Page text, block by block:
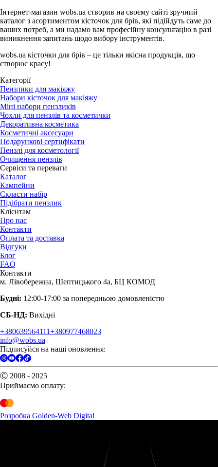
Інтернет-магазин wobs.ua створив на своєму сайті зручний
каталог з асортиментом кісточок для брів, які підійдуть саме до
ваших потреб, а ми надамо вам професійну консультацію в разі
виникнення запитань щодо вибору інструментів.
wobs.ua кісточки для брів – це тільки якісна продукція, що
створює красу!
Категорії
Пензлики для макіяжу
Набори кісточок для макіяжу
Міні набори пензликів
Чохли для пензлів та косметички
Декоративна косметика
Косметичні аксесуари
Подарункові сертифікати
Пензлі для косметології
Очищення пензлів
Сервіси та переваги
Каталог
Кампейни
Скласти набір
Підібрати пензлик
Клієнтам
Про нас
Контакти
Оплата та доставка
Відгуки
Блог
FAQ
Контакти
м. Лівобережна, Шептицького 4а, БЦ КОМОД
Будні: 12:00-17:00 за попередньою домовленістю
СБ-НД: Вихідні
+380639564111+380977468023
info@wobs.ua
Підписуйся на наші оновлення:
Ⓒ 2008 - 2025
Приймаємо оплату:
Розробка Golden-Web Digital